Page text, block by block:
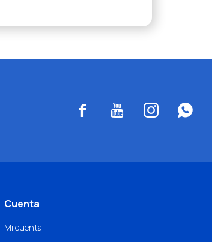
   
Cuenta
Mi cuenta